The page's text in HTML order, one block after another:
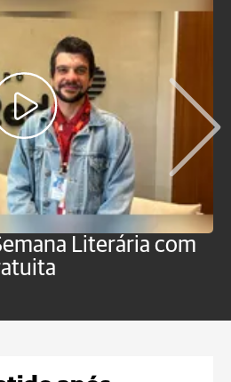
Literária com